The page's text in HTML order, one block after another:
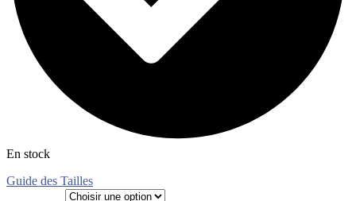
En stock
Guide des Tailles